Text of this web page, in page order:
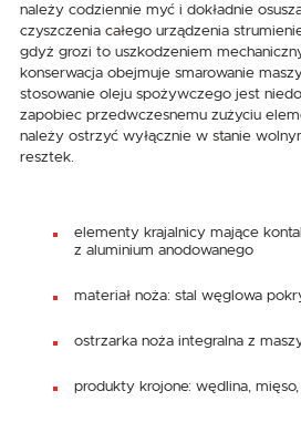
należy codziennie myć i dokładnie
czyszczenia całego urządzenia
gdyż grozi to uszkodzeniem
konserwacja obejmuje smarowanie
stosowanie oleju spożywczego jest
zapobiec przedwczesnemu zużyciu
należy ostrzyć wyłącznie w stanie
resztek.
elementy krajalnicy mające
z aluminium anodowanego
materiał noża: stal węglowa
ostrzarka noża integralna z
produkty krojone: wędlina,